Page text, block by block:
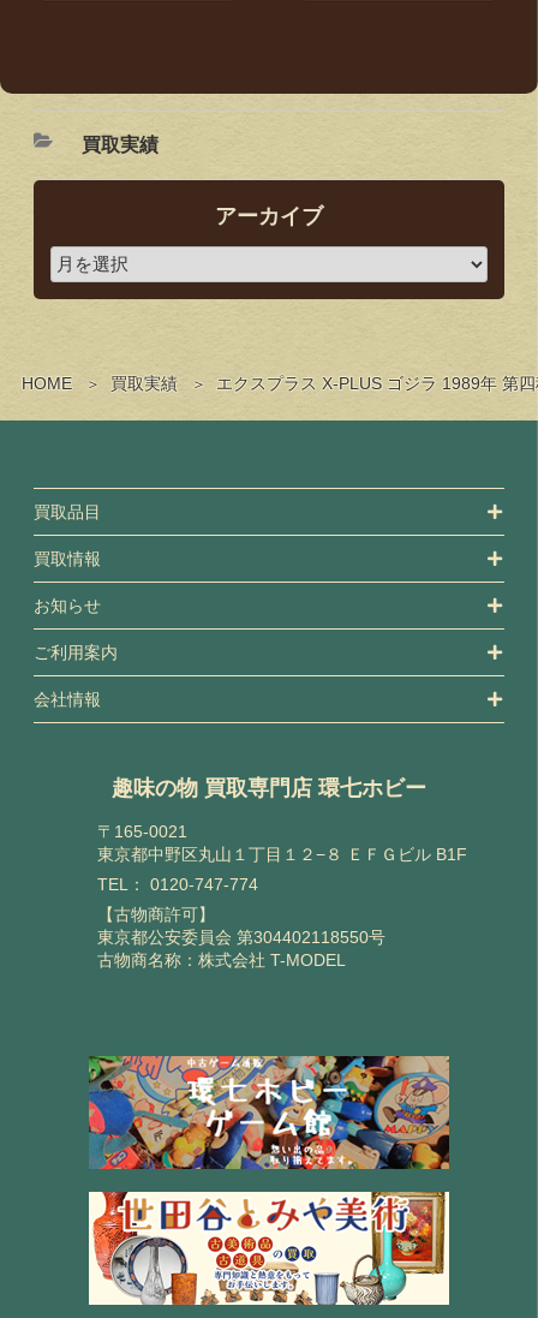
HOME 買取実績 エクスプラス X-PLUS ゴジラ 1989年 第
買取実績
アーカイブ
買取品目
買取情報
お知らせ
ご利用案内
会社情報
趣味の物 買取専門店 環七ホビー
〒165-0021
東京都中野区丸山１丁目１２−８ ＥＦＧビル B1F
TEL： 0120-747-774
【古物商許可】
東京都公安委員会 第304402118550号
古物商名称：株式会社 T-MODEL